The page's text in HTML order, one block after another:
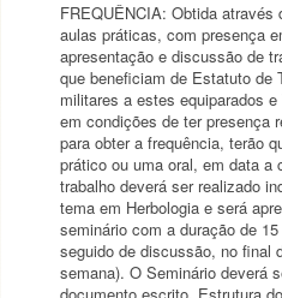
FREQUÊNCIA: Obtida através
aulas práticas, com presença
apresentação e discussão de
que beneficiam de Estatuto de
militares a estes equiparados
em condições de ter presença
para obter a frequência, terão
prático ou uma oral, em data a
trabalho deverá ser realizado
tema em Herbologia e será
seminário com a duração de
seguido de discussão, no final
semana). O Seminário deverá